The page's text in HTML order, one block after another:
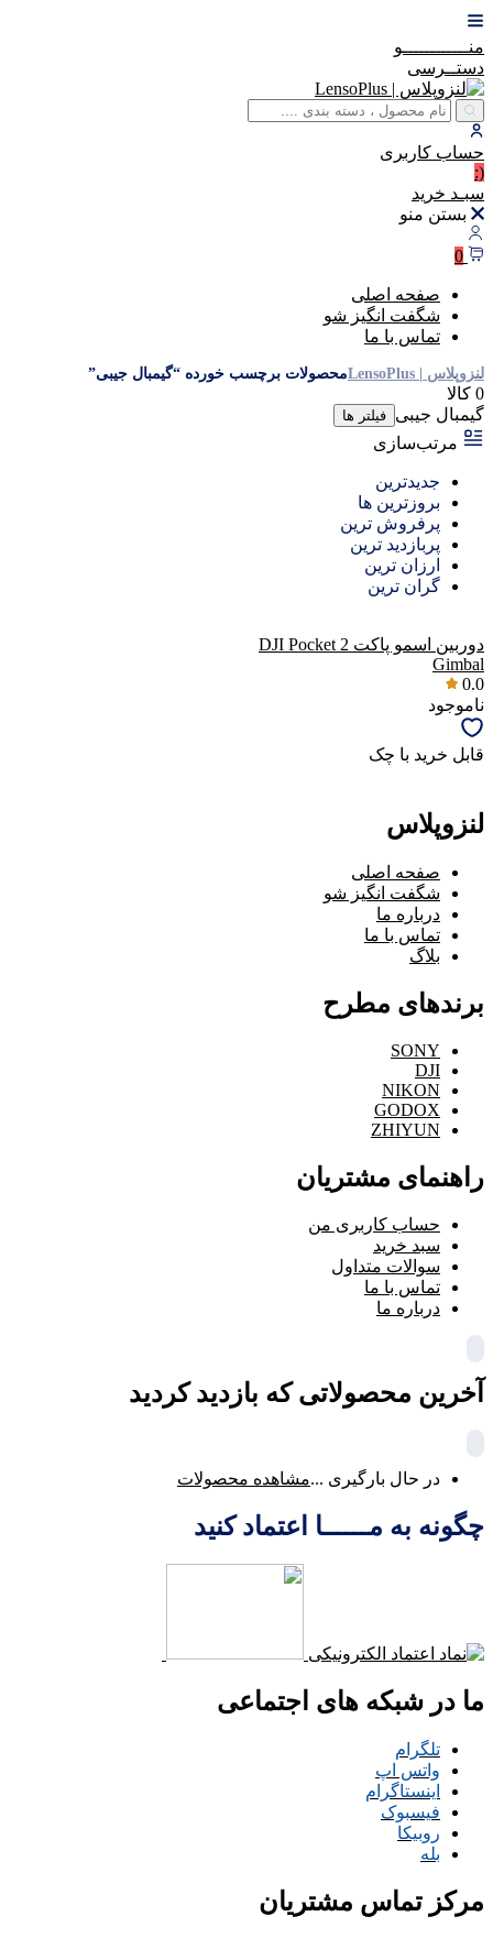
منــــــــــــو
دستــرسی
حساب کاربری
(:
سبـد خرید
بستن منو
0
صفحه اصلی
شگفت انگیز شو
تماس با ما
لنزوپلاس | LensoPlus محصولات برچسب خورده “گیمبال جیبی”
0 کالا
گیمبال جیبی فیلتر ها
مرتب‌سازی
جدیدترین
بروزترین ها
پرفروش ترین
پربازدید ترین
ارزان ترین
گران ترین
دوربین اسمو پاکت DJI Pocket 2
Gimbal
0.0
ناموجود
قابل خرید با چک
لنزوپلاس
صفحه اصلی
شگفت انگیز شو
درباره ما
تماس با ما
بلاگ
برندهای مطرح
SONY
DJI
NIKON
GODOX
ZHIYUN
راهنمای مشتریان
حساب کاربری من
سبد خرید
سوالات متداول
تماس با ما
درباره ما
آخرین محصولاتی که بازدید کردید
در حال بارگیری ...مشاهده محصولات
چگونه به مــــــا اعتماد کنید
ما در شبکه های اجتماعی
تلگرام
واتس اپ
اینستاگرام
فیسبوک
روبیکا
بله
مرکز تماس مشتریان